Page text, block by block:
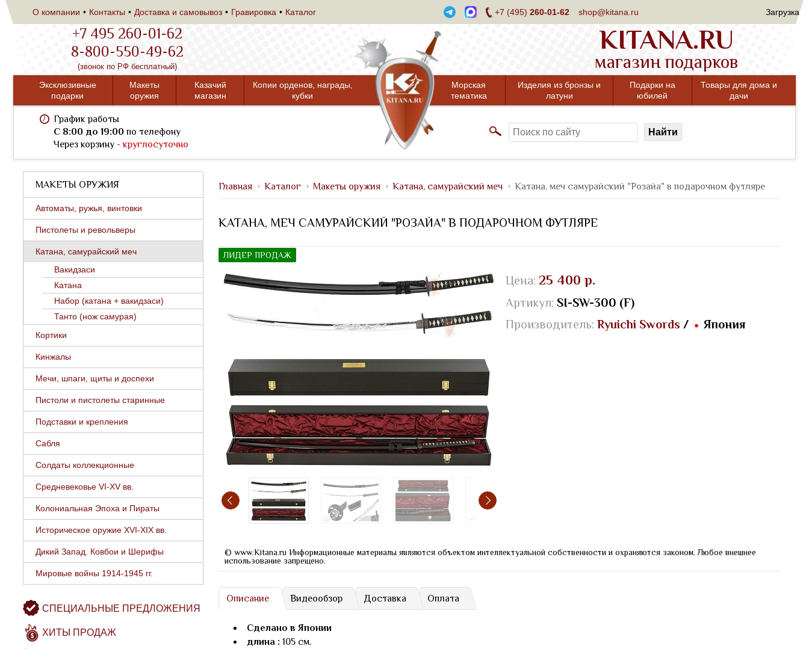
О компании Контакты Доставка и самовывоз Гравировка Каталог +7 (495) 260-01-62 shop@kitana.ru Загрузка
+7 495 260-01-62
8-800-550-49-62
(звонок по РФ бесплатный)
KITANA.RU
магазин подарков
Эксклюзивные
подарки
Макеты
оружия
Казачий
магазин
Копии орденов, награды,
кубки
Морская
тематика
Изделия из бронзы и
латуни
Подарки на
юбилей
Товары для дома и
дачи
График работы
C 8:00 до 19:00по телефону
Через корзину -круглосуточно
Найти
МАКЕТЫ ОРУЖИЯ
Автоматы, ружья, винтовки
Пистолеты и револьверы
Катана, самурайский меч
Вакидзаси
Катана
Набор (катана + вакидзаси)
Танто (нож самурая)
Кортики
Кинжалы
Мечи, шпаги, щиты и доспехи
Пистоли и пистолеты старинные
Подставки и крепления
Сабля
Солдаты коллекционные
Средневековье VI-XV вв.
Колониальная Эпоха и Пираты
Историческое оружие XVI-XIX вв.
Дикий Запад. Ковбои и Шерифы
Мировые войны 1914-1945 гг.
СПЕЦИАЛЬНЫЕ ПРЕДЛОЖЕНИЯ
ХИТЫ ПРОДАЖ
Главная Каталог Макеты оружия Катана, самурайский меч Катана, меч самурайский "Розайа" в подарочном футляре
КАТАНА, МЕЧ САМУРАЙСКИЙ "РОЗАЙА" В ПОДАРОЧНОМ ФУТЛЯРЕ
ЛИДЕР ПРОДАЖ
Цена: 25 400 р.
Артикул: SI-SW-300 (F)
Производитель: Ryuichi Swords / Япония
© www.Kitana.ru Информационные материалы являются объектом интеллектуальной собственности и охраняются законом. Любое внешнее
использование запрещено.
Описание Видеообзор Доставка Оплата
Сделано в Японии
длина : 105 см.